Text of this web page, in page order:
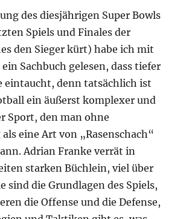
des diesjährigen Super Bowls
Spiels und Finales der
den Sieger kürt) habe ich mit
Sachbuch gelesen, dass tiefer
eintaucht, denn tatsächlich ist
ein äußerst komplexer und
Sport, den man ohne
eine Art von „Rasenschach“
Adrian Franke verrät in
starken Büchlein, viel über
sind die Grundlagen des Spiels,
die Offense und die Defense,